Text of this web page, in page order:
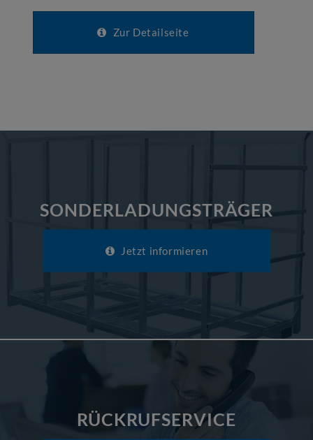
Zur Detailseite
SONDERLADUNGSTRÄGER
Jetzt informieren
RÜCKRUFSERVICE